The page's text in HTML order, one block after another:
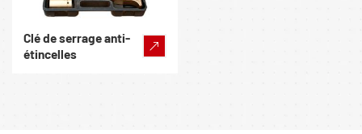
Clé de serrage anti-
étincelles